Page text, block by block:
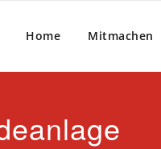
Home Mitmachen